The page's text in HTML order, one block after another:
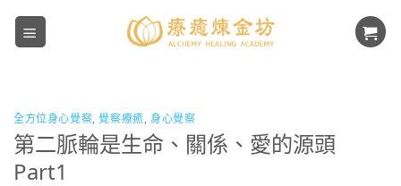
Skip
全方位身心覺察 覺察療癒 ,身心覺察
第二脈輪是生命、關係、愛的源頭
Part1